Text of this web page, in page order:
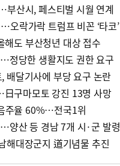
산시, 페스티벌 시월 연계
락가락 트럼프 비꼰 ‘타코’
해도 부산청년 대상 접수
정당한 생활지도 권한 요구
배달기사에 부당 요구 논란
日구마모토 강진 13명 사망
주율 60%…전국1위
양산 등 경남 7개 시·군 발령
해대장군지 道기념물 추진